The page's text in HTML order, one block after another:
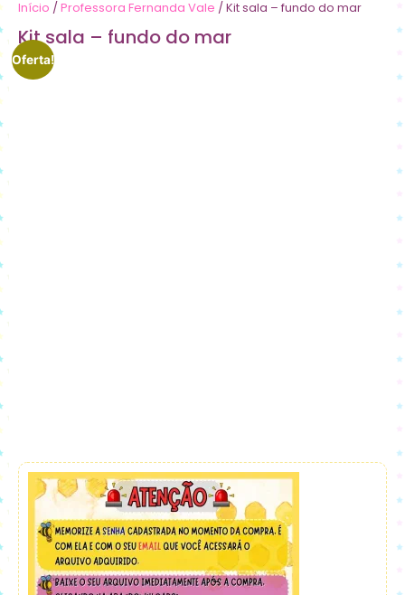
Início /Professora Fernanda Vale / Kit sala – fundo do mar
Kit sala – fundo do mar
Oferta!